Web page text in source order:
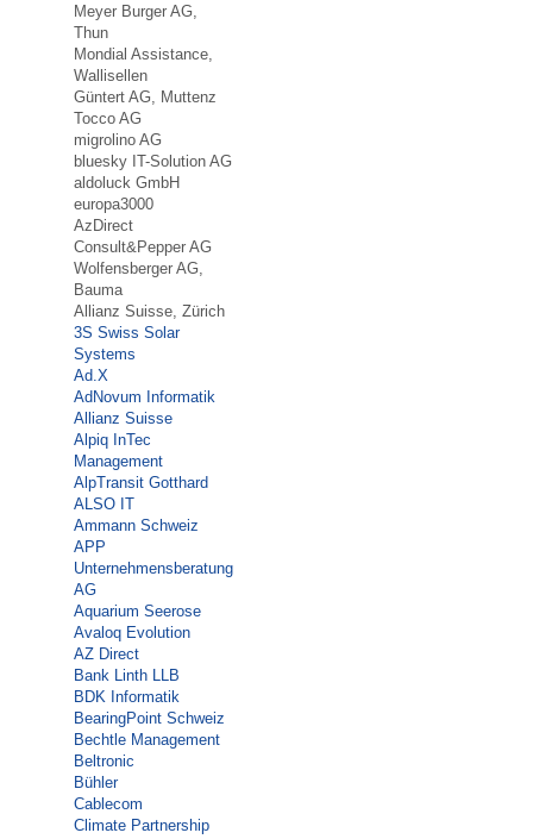
Meyer Burger AG,
Thun
Mondial Assistance,
Wallisellen
Güntert AG, Muttenz
Tocco AG
migrolino AG
bluesky IT-Solution AG
aldoluck GmbH
europa3000
AzDirect
Consult&Pepper AG
Wolfensberger AG,
Bauma
Allianz Suisse, Zürich
3S Swiss Solar
Systems
Ad.X
AdNovum Informatik
Allianz Suisse
Alpiq InTec
Management
AlpTransit Gotthard
ALSO IT
Ammann Schweiz
APP
Unternehmensberatung
AG
Aquarium Seerose
Avaloq Evolution
AZ Direct
Bank Linth LLB
BDK Informatik
BearingPoint Schweiz
Bechtle Management
Beltronic
Bühler
Cablecom
Climate Partnership